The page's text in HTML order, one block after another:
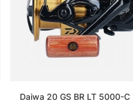
Daiwa 20 GS BR LT 5000-C